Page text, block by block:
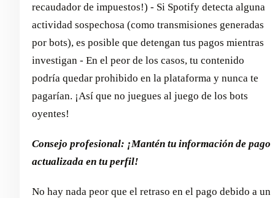
recaudador de impuestos!) - Si Spotify detecta alguna
actividad sospechosa (como transmisiones generadas
por bots), es posible que detengan tus pagos mientras
investigan - En el peor de los casos, tu contenido
podría quedar prohibido en la plataforma y nunca te
pagarían. ¡Así que no juegues al juego de los bots
oyentes!
Consejo profesional: ¡Mantén tu información de pago
actualizada en tu perfil!
No hay nada peor que el retraso en el pago debido a un